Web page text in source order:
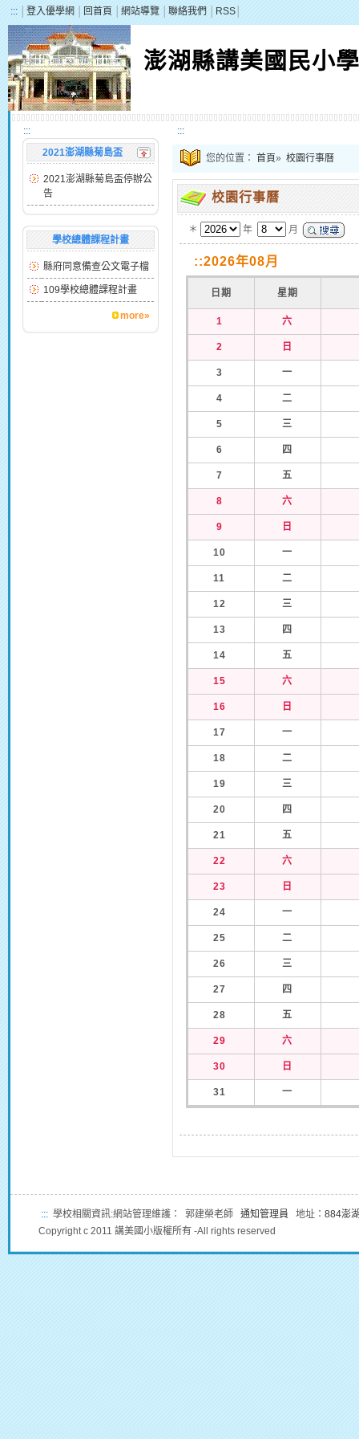
::: 登入優學網 回首頁 網站導覽 聯絡我們 RSS
澎湖縣講美國民小學
:::
2021澎湖縣菊島盃
2021澎湖縣菊島盃停辦公
告
學校總體課程計畫
縣府同意備查公文電子檔
109學校總體課程計畫
more»
:::
您的位置： 首頁» 校園行事曆
校園行事曆
＊ 年 月
::2026年08月
日期 星期
1 六
2 日
3 一
4 二
5 三
6 四
7 五
8 六
9 日
10 一
11 二
12 三
13 四
14 五
15 六
16 日
17 一
18 二
19 三
20 四
21 五
22 六
23 日
24 一
25 二
26 三
27 四
28 五
29 六
30 日
31 一
::: 學校相關資訊:網站管理維護： 郭建榮老師 通知管理員 地址： 884澎
Copyright c 2011 講美國小版權所有 -All rights reserved